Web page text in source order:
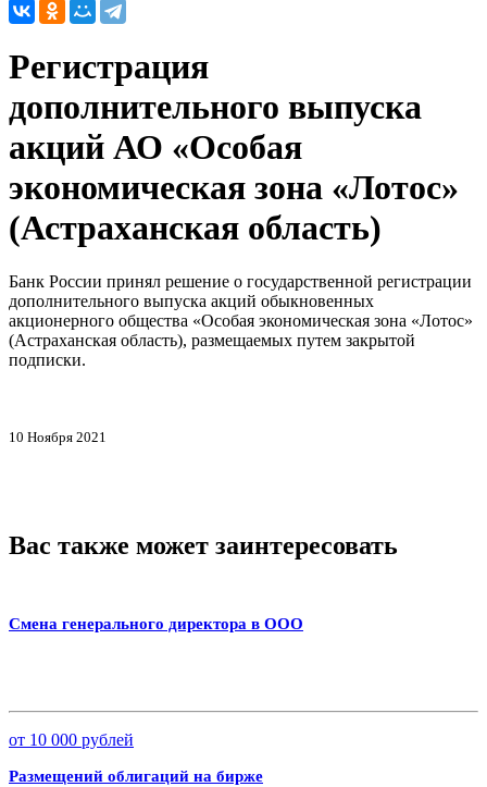
Регистрация
дополнительного выпуска
акций АО «Особая
экономическая зона «Лотос»
(Астраханская область)
Банк России принял решение о государственной регистрации
дополнительного выпуска акций обыкновенных
акционерного общества «Особая экономическая зона «Лотос»
(Астраханская область), размещаемых путем закрытой
подписки.
10 Ноября 2021
Вас также может заинтересовать
Смена генерального директора в ООО
от 10 000 рублей
Размещений облигаций на бирже